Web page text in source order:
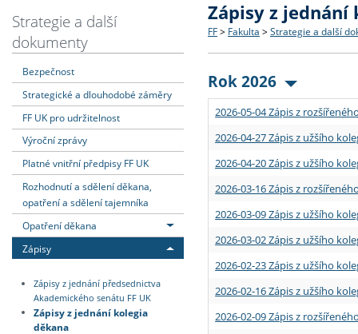
Dozvědět se více
Struktura a historie
Strategie a další
Podpora a benefity pro
Absolventi fakulty
Podat přihlášku
Co studovat a jak se
Učitelské studijní
Informace k průběhu
Dozvědět se více
Bakalářské a magisterské
Doktorské studium
Rigorózní řízení
Dozvědět se více
O vědě a výzkumu na FF
Akademické kvalifikace
Granty a projekty
Dozvědět se více
Aktuální nabídky a
Vyjíždějící studenti
Přijíždějící studenti
Vyjíždějící zaměstnanci
Strategie a další
dokumenty
Bezpečnost
Strategické a dlouhodobé záměry
FF UK pro udržitelnost
Výroční zprávy
Platné vnitřní předpisy FF UK
Rozhodnutí a sdělení děkana,
opatření a sdělení tajemníka
Opatření děkana
Zápisy
Zápisy z jednání předsednictva
Akademického senátu FF UK
Zápisy z jednání kolegia
děkana
Zápisy z jednání
FF > Fakulta > Strategie a další
Rok 2026
2026-05-04 Zápis z
2026-04-27 Zápis z užšího
2026-04-20 Zápis z užšího
2026-03-16 Zápis z
2026-03-09 Zápis z užšího
2026-03-02 Zápis z užšího
2026-02-23 Zápis z užšího
2026-02-16 Zápis z užšího
2026-02-09 Zápis z